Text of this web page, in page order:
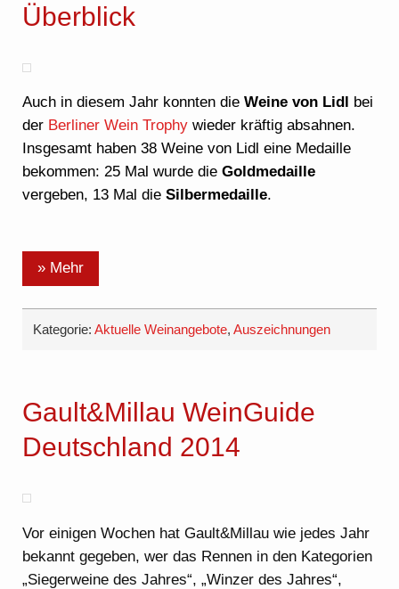
Überblick
Auch in diesem Jahr konnten dieWeine von Lidl
bei
der Berliner Wein Trophy wieder kräftig absahnen.
Insgesamt haben 38 Weine von Lidl eine Medaille
bekommen: 25 Mal wurde dieGoldmedaille
vergeben, 13 Mal dieSilbermedaille.
» Mehr
Kategorie:Aktuelle Weinangebote,Auszeichnungen
Gault&Millau WeinGuide
Deutschland 2014
Vor einigen Wochen hat Gault&Millau wie jedes Jahr
bekannt gegeben, wer das Rennen in den Kategorien
„Siegerweine des Jahres“, „Winzer des Jahres“,